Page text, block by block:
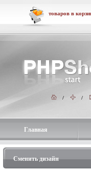
товаров в
Главная
Сменить дизайн